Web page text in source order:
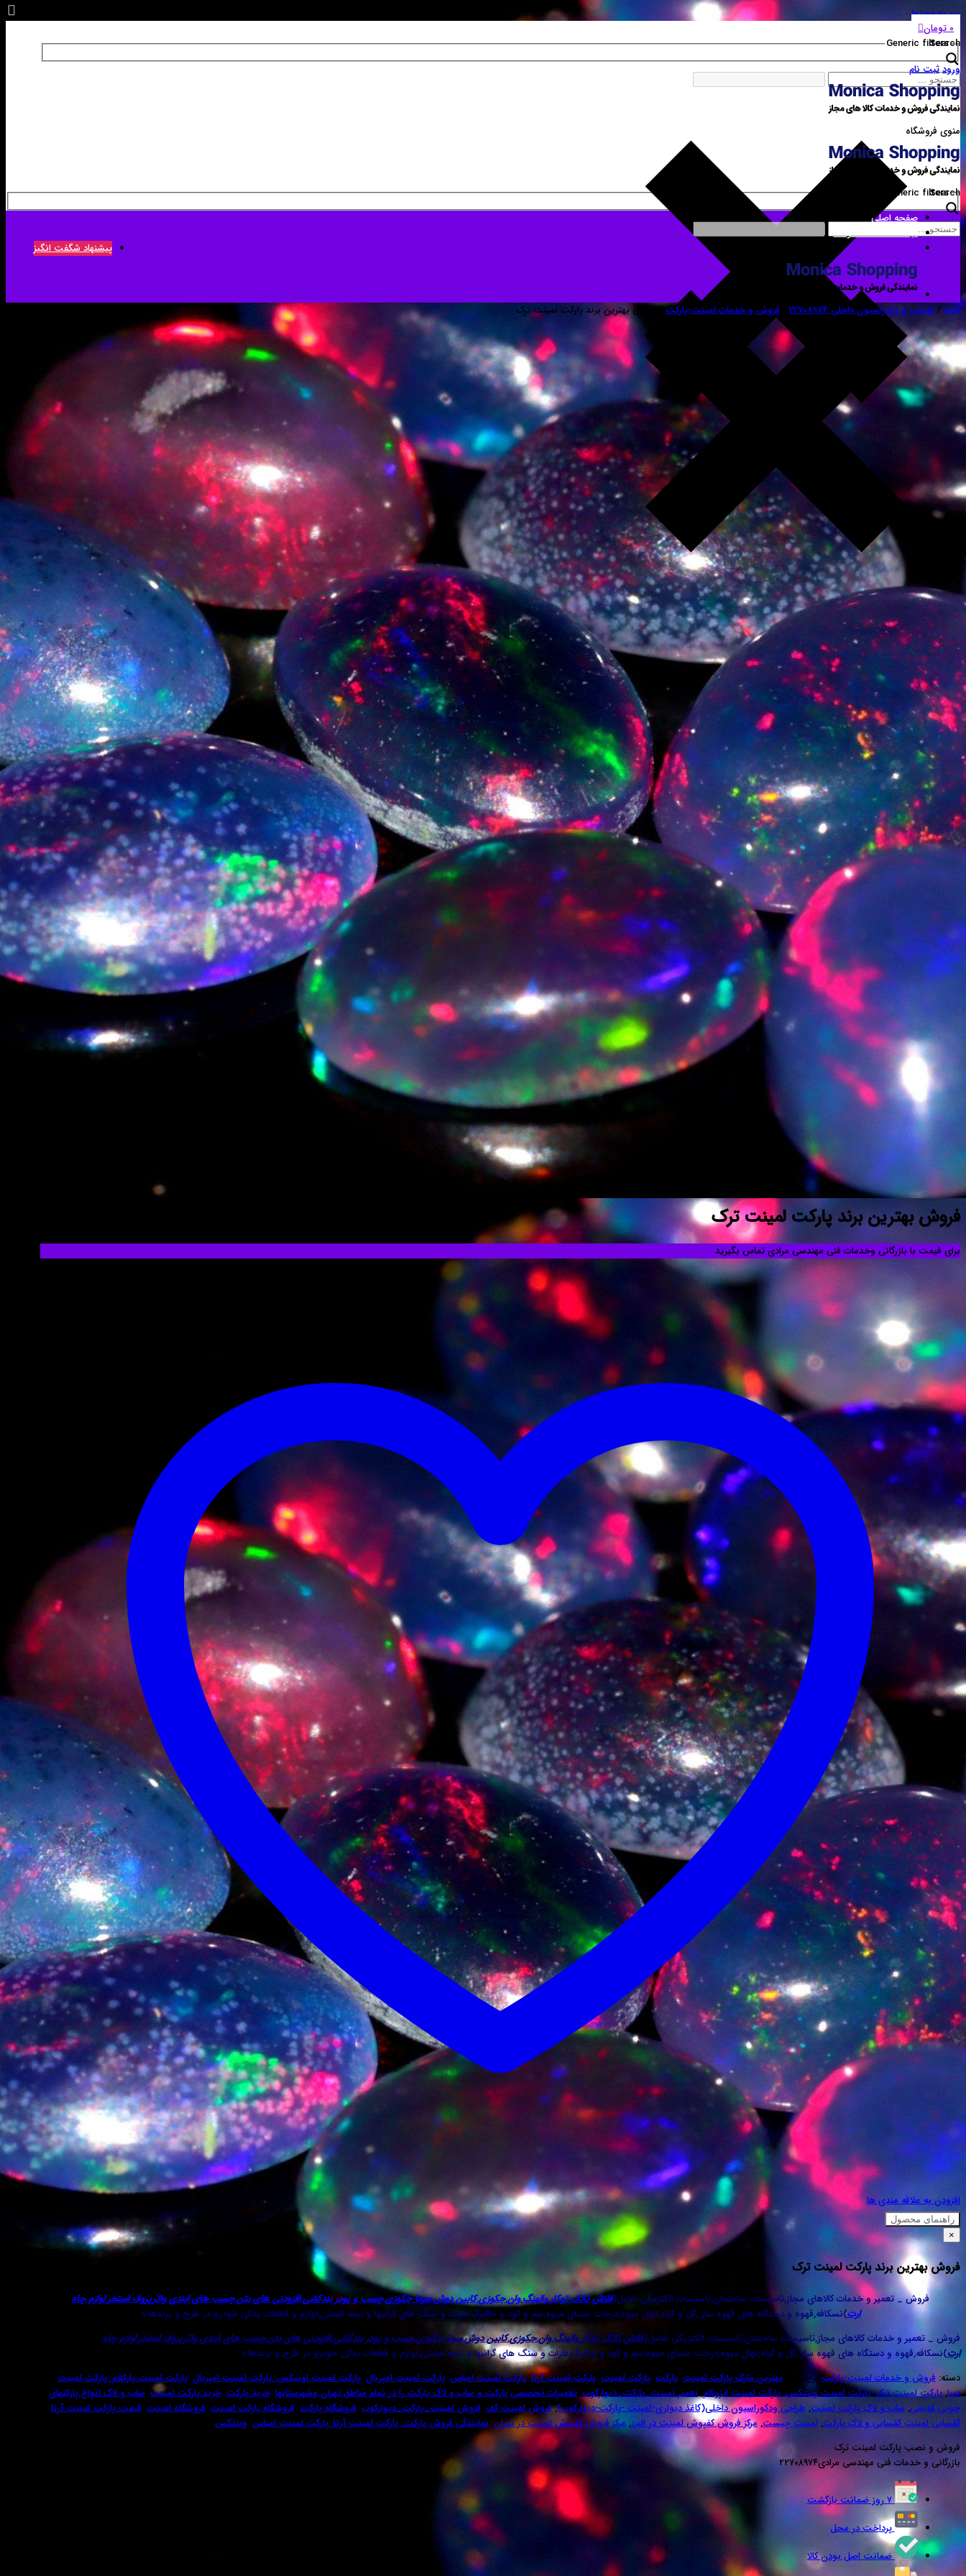
برو به محتوا
0تومان
Search
Generic filters
ورودثبت نام
منوی فروشگاه
Search
Generic filters
صفحه اصلی
لیست همه محصولات
پیشنهاد شگفت انگیز
خانه/طراحی و دکوراسیون داخلی 22708974 فروش و خدمات لمینت-پارکت/ فروش بهترین برند پارکت لمینت ترک
فروش بهترین برند پارکت لمینت ترک
برای قیمت با بازرگانی وخدمات فنی مهندسی مرادی تماس بگیرید
افزودن به علاقه مندی ها
راهنمای محصول
×
فروش بهترین برند پارکت لمینت ترک
فروش _ تعمیر و خدمات کالاهای مجاز,تاسیسات ساختمان,تاسیسات الکتزیکی شامل(فلاش تانک توکار,والهنگ,وان,جکوزی,کابین دوش,سونا جکوزی,چسب و پودر بندکشی,افزودنی های بتن,چسب های ابندی واترپروف استخر,لوازم چاه
ارت)نسکافه,قهوه و دستگاه های قهوه ساز ,گل و گیاه,نهال میوه,درخت بنسای میوه,سم و کود و خاکبرگ,فلزات و سنگ های گرانبها و نیمه قیمتی,لوازم و قطعات یدکی خودرو در طرح و برندها د
فروش _ تعمیر و خدمات کالاهای مجاز,تاسیسات ساختمان,تاسیسات الکتزیکی شامل(فلاش تانک توکار,والهنگ,وان,جکوزی,کابین دوش,سونا جکوزی,چسب و پودر بندکشی,افزودنی های بتن,چسب های ابندی واترپروف استخر,لوازم چاه
ارت)نسکافه,قهوه و دستگاه های قهوه ساز ,گل و گیاه,نهال میوه,درخت بنسای میوه,سم و کود و خاکبرگ,فلزات و سنگ های گرانبها و نیمه قیمتی,لوازم و قطعات یدکی خودرو در طرح و برندها د
دسته: فروش و خدمات لمینت-پارکت برچسب: بهترین مارک پارکت لمینت پارکت پارکت لمینت پارکت لمینت آرتا,پارکت لمینت امباس پارکت لمینت امپریال پارکت لمینت اونیکس: پارکت لمینت امپریال پارکت لمینت پارکلام: پارکت لمینت
دیبا,پارکت لمینت ترک,پارکت لمینت وینتکس: پارکت لمینت ایزوفام,تعمیر لمینت_پارکت_دیوارکوب,تعمیرات تخصصی پارکت و ساب و لاک پارکت را در تمام مناطق تهران وشهرستانها خرید پارکت خرید پارکت لمینت ساب و لاک انواع پارکتهای
چوبی قدیمی,ساب و لاک پارکت لمینت,طراحی ودکوراسیون داخلی(کاغذ دیواری-لمینت -پارکت-دیوارکوب),فروش لمینت کف فروش لمینت_پارکت_دیوارکوب فروشگاه پارکت فروشگاه پارکت لمینت فروشگاه لمینت قیمت پارکت لمینت آرتا
کفسابی لمینت کفسابی و لاک پارکت,لمینت چیست,مرکز فروش کفپوش لمینت در البرز,مرکز فروش کفپوش لمینت در تهران,نمایندگی فروش پارکت. پارکت لمینت آرتا: پارکت لمینت امباس وینتکس
فروش و نصب پارکت لمینت ترک
بازرگانی و خدمات فنی مهندسی مرادی۲۲۷۰۸۹۷۴
۷ روز ضمانت بازگشت
پرداخت در محل
ضمانت اصل بودن کالا